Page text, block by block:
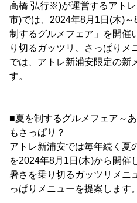
高橋 弘行※)が運営するアト
市)では、2024年8月1日(木)
制するグルメフェア」を開催
り切るガッツリ、さっぱりメ
では、アトレ新浦安限定の新
す。
■夏を制するグルメフェア～
もさっぱり？
アトレ新浦安では毎年続く夏
を2024年8月1日(木)から開催
暑さを乗り切るガッツリメニ
っぱりメニューを提案します。